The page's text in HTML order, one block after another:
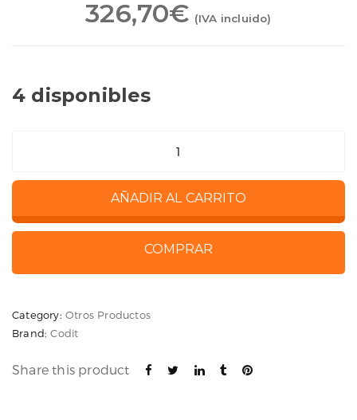
326,70€ (IVA incluido)
4 disponibles
-
INICIACIÓN
a
Años)
cantidad
AÑADIR AL CARRITO
COMPRAR
Category: Otros Productos
Brand:Codit
Share this product